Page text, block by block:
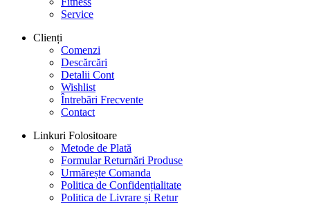
Service
Clienți
Comenzi
Descărcări
Detalii Cont
Wishlist
Întrebări Frecvente
Contact
Linkuri Folositoare
Metode de Plată
Formular Returnări Produse
Urmărește Comanda
Politica de Confidențialitate
Politica de Livrare și Retur